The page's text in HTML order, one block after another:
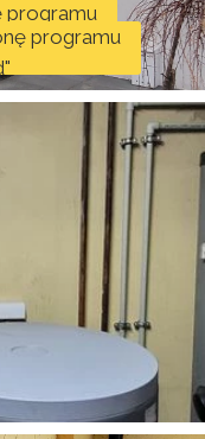
programu
programu